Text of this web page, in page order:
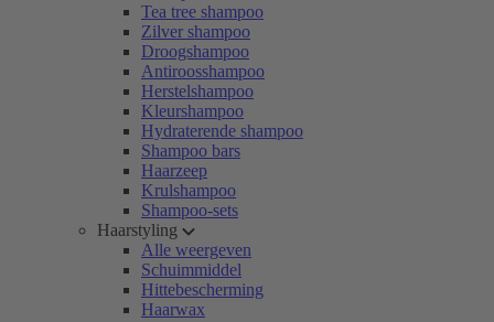
Tea tree shampoo
Zilver shampoo
Droogshampoo
Antiroosshampoo
Herstelshampoo
Kleurshampoo
Hydraterende shampoo
Shampoo bars
Haarzeep
Krulshampoo
Shampoo-sets
Haarstyling
Alle weergeven
Schuimmiddel
Hittebescherming
Haarwax